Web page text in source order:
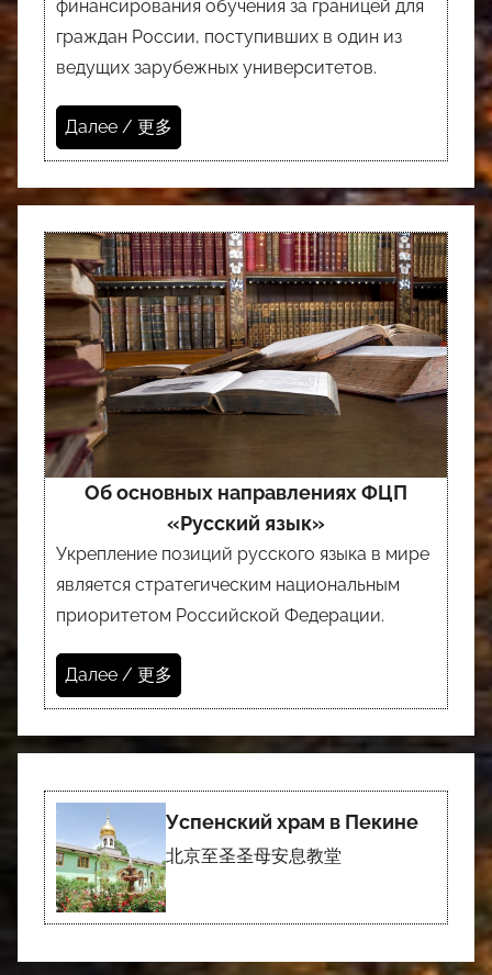
финансирования обучения за границей для
граждан России, поступивших в один из
ведущих зарубежных университетов.
Далее / 更多
Об основных направлениях ФЦП
«Русский язык»
Укрепление позиций русского языка в мире
является стратегическим национальным
приоритетом Российской Федерации.
Далее / 更多
Успенский храм в Пекине
北京至圣圣母安息教堂